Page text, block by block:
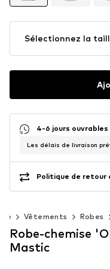
Sélectionnez la
4-6 jours ouvrables
Les délais de livraison
Politique de retour
Vêtements Robes
Robe-chemise
Mastic